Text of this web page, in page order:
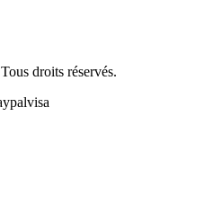
Tous droits réservés.